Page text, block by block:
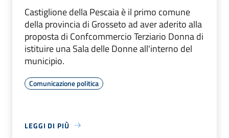
Castiglione della Pescaia è il primo comune
della provincia di Grosseto ad aver aderito alla
proposta di Confcommercio Terziario Donna di
istituire una Sala delle Donne all'interno del
municipio.
Comunicazione politica
LEGGI DI PIÙ